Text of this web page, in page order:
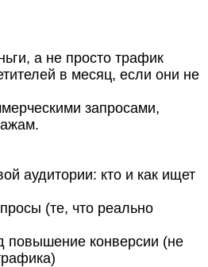
а не просто трафик
в месяц, если они не
запросами,
аудитории: кто и как ищет
(те, что реально
повышение конверсии (не